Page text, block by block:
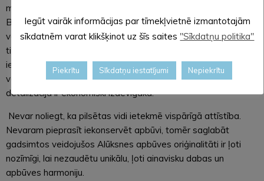
materiālu izmantošanu mēdz pamatot ar lētākām izmaksām.
Bieži ir vērojama pakļaušanās kāda materiāla atlaižu akcijām
vai vienkāršotām, tātad lētākām darba izmaksām, bet iegūts
tiek īslaicīgs rezultāts. Veicot korektu izmaksu aprēķinu,
ievērtējot arī īpašuma kā kultūrvēsturiska objekta nākotnes
vērtību, restaurācija vai atjaunošana autentiskā materiālā un
detalizācijā ir ekonomiski izdevīgāka.
Nevar noliegt, ka pilsētas vidi ietekmē vispārīgā attīstība.
Nevaram pieprasīt iekonservēt apbūvi, tomēr saglabāt
gadsimtos veidojušos Alūksnes apbūves oriģinalitāti ir ļoti
nozīmīgi, lai nezaudētu unikālu, ļoti ainavisku dabas un
apbūves harmoniju.
Iegūt vairāk informācijas par tīmekļvietnē izmantotajām
sīkdatnēm varat klikšķinot uz šīs saites "Sīkdatņu politika"
Piekrītu Sīkdatņu iestatījumi Nepiekrītu